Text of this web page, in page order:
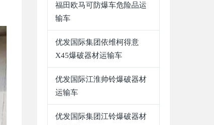
福田欧马可防爆车危险品运
输车
优发国际集团依维柯得意
X45爆破器材运输车
优发国际江淮帅铃爆破器材
运输车
优发国际集团江铃爆破器材